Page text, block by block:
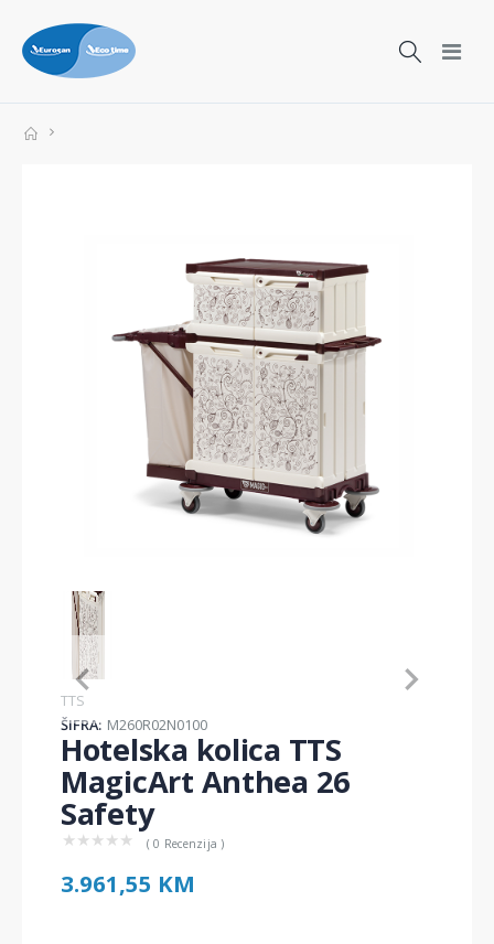
Item
1
of
1
TTS
ŠIFRA: M260R02N0100
Hotelska kolica TTS
MagicArt Anthea 26
Safety
★ ★ ★ ★ ★ ( 0 Recenzija )
3.961,55 KM